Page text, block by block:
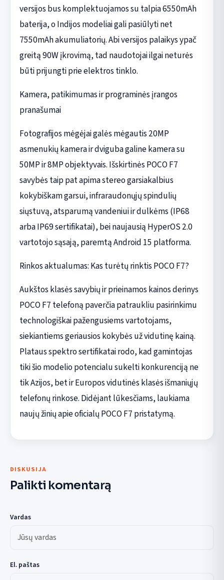
versijos bus komplektuojamos su talpia 6550mAh
baterija, o Indijos modeliai gali pasiūlyti net
7550mAh akumuliatorių. Abi versijos palaikys ypač
greitą 90W įkrovimą, tad naudotojai ilgai neturės
būti prijungti prie elektros tinklo.
Kamera, patikimumas ir programinės įrangos
pranašumai
Fotografijos mėgėjai galės mėgautis 20MP
asmenukių kamera ir dviguba galine kamera su
50MP ir 8MP objektyvais. Išskirtinės POCO F7
savybės taip pat apima stereo garsiakalbius
kokybiškam garsui, infraraudonųjų spindulių
siųstuvą, atsparumą vandeniui ir dulkėms (IP68
arba IP69 sertifikatai), bei naujausią HyperOS 2.0
vartotojo sąsają, paremtą Android 15 platforma.
Rinkos aktualumas: Kas turėtų rinktis POCO F7?
Aukštos klasės savybių ir prieinamos kainos derinys
POCO F7 telefoną paverčia patraukliu pasirinkimu
technologiškai pažengusiems vartotojams,
siekiantiems geriausios kokybės už vidutinę kainą.
Plataus spektro sertifikatai rodo, kad gamintojas
tiki šio modelio potencialu sukelti konkurenciją ne
tik Azijos, bet ir Europos vidutinės klasės išmaniųjų
telefonų rinkose. Didėjant lūkesčiams, laukiama
naujų žinių apie oficialų POCO F7 pristatymą.
DISKUSIJA
Palikti komentarą
Vardas
El. paštas